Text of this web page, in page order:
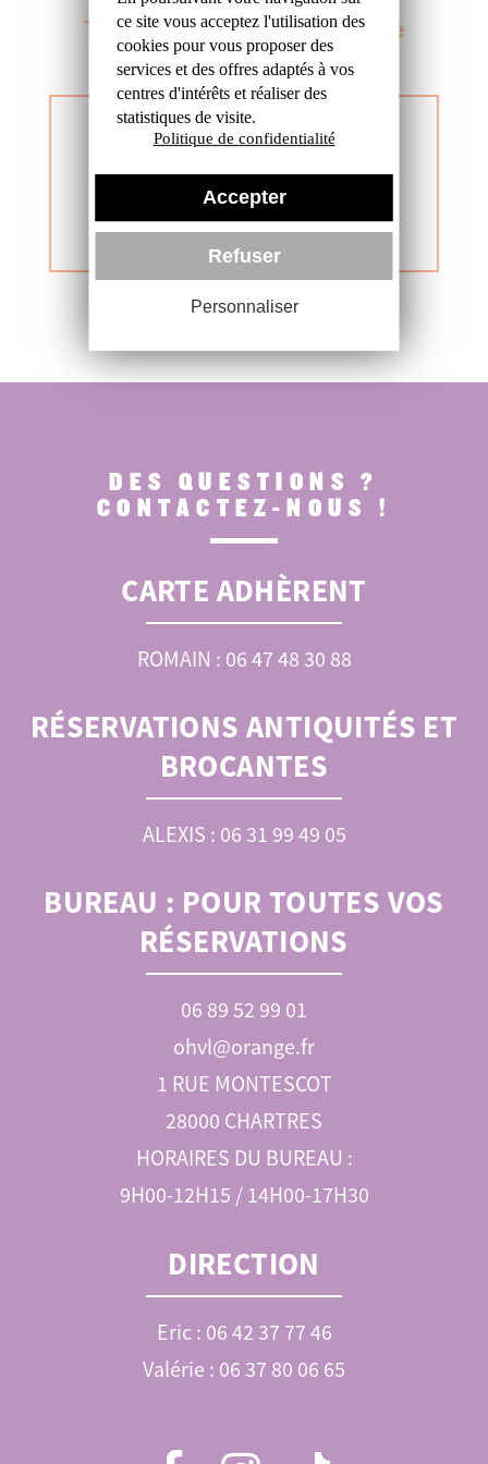
Toute l'équipe OHVL vous remercie
BULLETIN
D'INSCRIPTION
PAPIER
DES QUESTIONS ?
CONTACTEZ-NOUS !
CARTE ADHÈRENT
ROMAIN : 06 47 48 30 88
RÉSERVATIONS ANTIQUITÉS ET
BROCANTES
ALEXIS : 06 31 99 49 05
BUREAU : POUR TOUTES VOS
RÉSERVATIONS
06 89 52 99 01
ohvl@orange.fr
1 RUE MONTESCOT
28000 CHARTRES
HORAIRES DU BUREAU :
9H00-12H15 / 14H00-17H30
DIRECTION
Eric : 06 42 37 77 46
Valérie : 06 37 80 06 65
ce sitevous acceptez l'utilisation des
cookiespour vous proposer des
services et des offresadaptés à vos
centres d'intérêts et réaliserdes
statistiques de visite.
Politique de confidentialité
Accepter
Refuser
Personnaliser